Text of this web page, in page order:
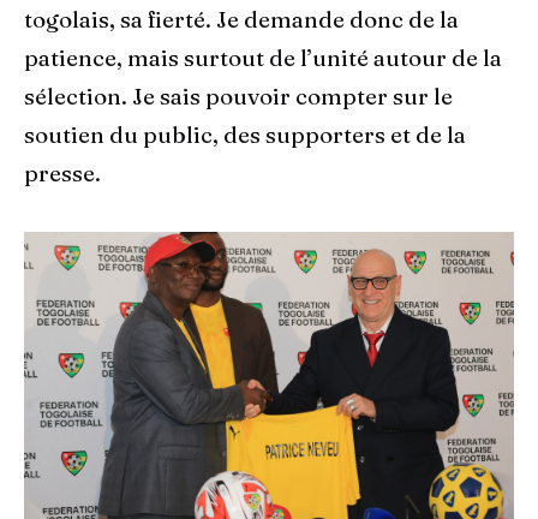
togolais, sa fierté. Je demande donc de la
patience, mais surtout de l’unité autour de la
sélection. Je sais pouvoir compter sur le
soutien du public, des supporters et de la
presse.